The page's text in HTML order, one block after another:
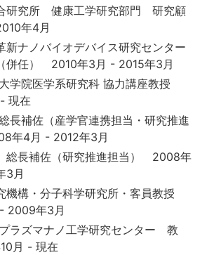
研究所 健康工学研究部門 研究顧
年4月
新ナノバイオデバイス研究センター
併任） 2010年3月 - 2015年3月
学院医学系研究科 協力講座教授
現在
長補佐（産学官連携担当・研究推進
年4月 - 2012年3月
長補佐（研究推進担当） 2008年
3月
機構・分子科学研究所・客員教授
2009年3月
ラズマナノ工学研究センター 教
月 - 現在